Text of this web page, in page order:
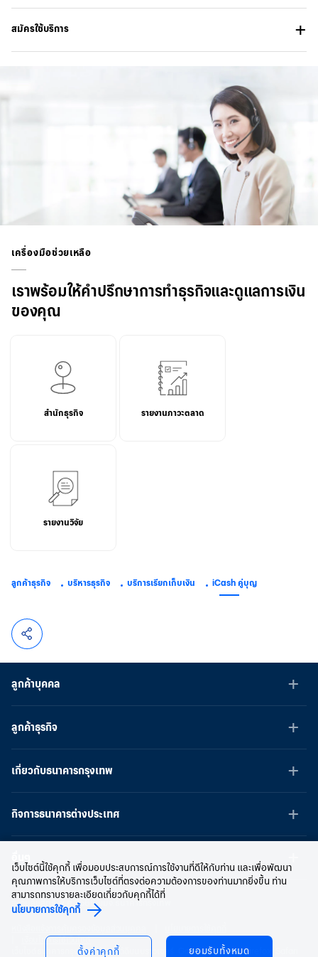
สมัครใช้บริการ
เครื่องมือช่วยเหลือ
เราพร้อมให้คำปรึกษาการทำธุรกิจและดูแลการเงิน
ของคุณ
สำนักธุรกิจ รายงานภาวะตลาด
รายงานวิจัย
ลูกค้าธุรกิจ บริหารธุรกิจ บริการเรียกเก็บเงิน iCash คู่บุญ
ลูกค้าบุคคล
ลูกค้าธุรกิจ
เกี่ยวกับธนาคารกรุงเทพ
กิจการธนาคารต่างประเทศ
สงวนลิขสิทธิ์ พ.ศ.2566 บมจ.ธนาคารกรุงเทพ
เงื่อนไขการใช้เว็บไซต์
เว็บไซต์ธนาคารกรุงเทพ ใช้งานได้ดีบนบราวเซอร์ Google Chrome, Firefox, Safari
เว็บไซต์นี้ใช้คุกกี้ เพื่อมอบประสบการณ์การใช้งานที่ดีให้กับท่าน และเพื่อพัฒนา
คุณภาพการให้บริการเว็บไซต์ที่ตรงต่อความต้องการของท่านมากยิ่งขึ้น ท่าน
สามารถทราบรายละเอียดเกี่ยวกับคุกกี้ได้ที่
นโยบายการใช้คุกกี้
ตั้งค่าคุกกี้ ยอมรับทั้งหมด